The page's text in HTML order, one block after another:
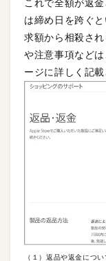
これで全額が返
は締め日を跨ぐ
求額から相殺さ
や注意事項など
ージに詳しく記載
（１）返品や返金につ